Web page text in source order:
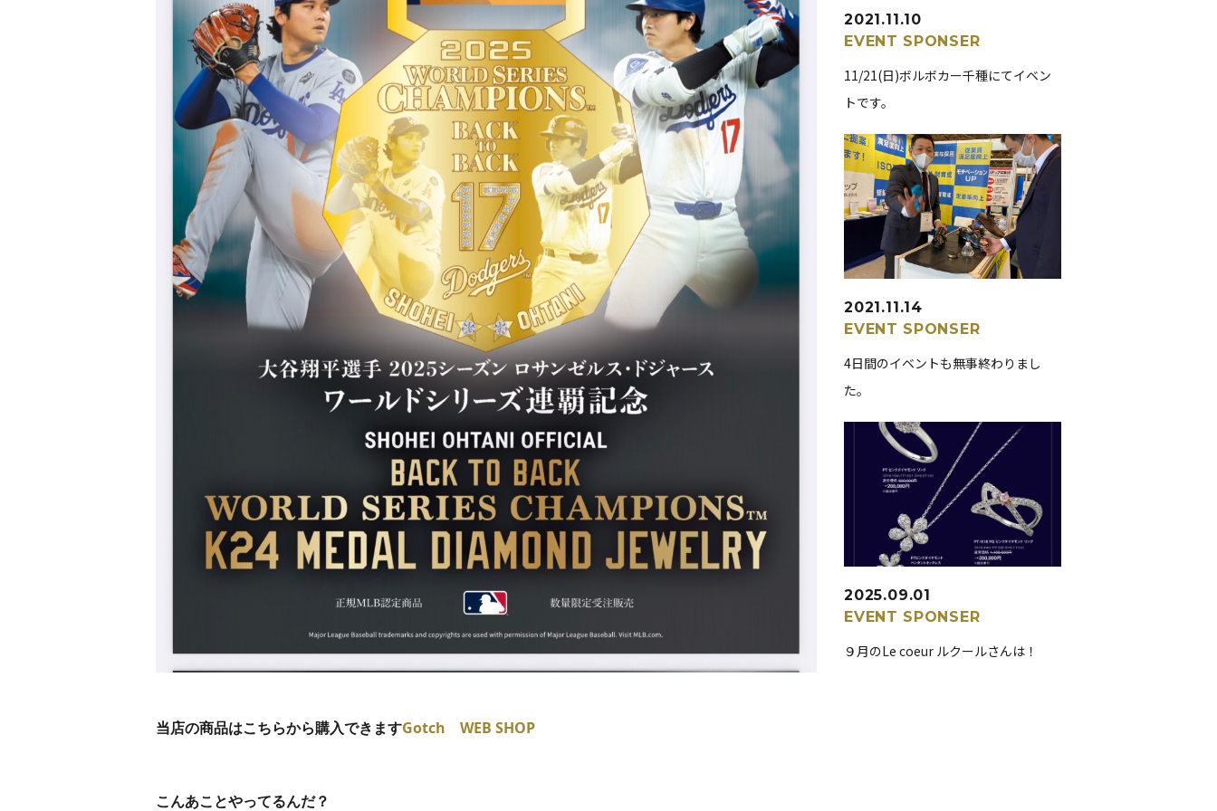
当店の商品はこちらから購入できますGotch WEB SHOP
こんあことやってるんだ？
2021.11.10
EVENT SPONSER
11/21(日)ボルボカー千種にてイベン
トです。
2021.11.14
EVENT SPONSER
4日間のイベントも無事終わりまし
た。
2025.09.01
EVENT SPONSER
９月のLe coeur ルクールさんは！